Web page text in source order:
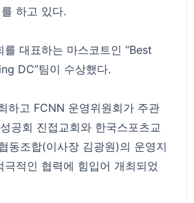
하고 있다.
대표하는 마스코트인 “Best
DC”팀이 수상했다.
하고 FCNN 운영위원회가 주관
공회 진접교회와 한국스포츠교
동조합(이사장 김광원)의 운영지
극적인 협력에 힘입어 개최되었